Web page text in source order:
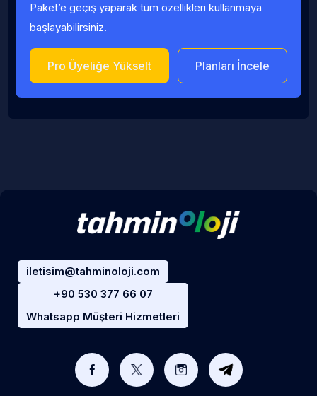
Paket’e geçiş yaparak tüm özellikleri kullanmaya
başlayabilirsiniz.
Pro Üyeliğe Yükselt Planları İncele
iletisim@tahminoloji.com
+90 530 377 66 07
Whatsapp Müşteri Hizmetleri